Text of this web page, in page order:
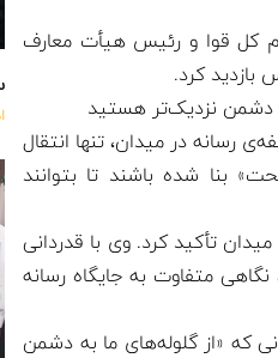
کل قوا و رئیس هیأت معارف
کرد.
دشمن نزدیک‌تر هستید
رسانه در میدان، تنها انتقال
بنا شده باشند تا بتوانند
تأکید کرد. وی با قدردانی
نگاهی متفاوت به جایگاه رسانه
که «از گلوله‌های ما به دشمن